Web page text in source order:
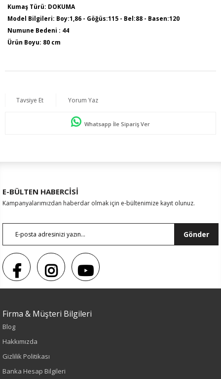
Kumaş Türü: DOKUMA
Model Bilgileri: Boy:1,86 - Göğüs:115 - Bel:88 - Basen:120
Numune Bedeni : 44
Ürün Boyu: 80 cm
Sezon : YAZLIK
Renk
Siyah
Tavsiye Et Yorum Yaz
Whatsapp İle Sipariş Ver
E-BÜLTEN HABERCİSİ
Kampanyalarımızdan haberdar olmak için e-bültenimize kayıt olunuz.
Gönder
Firma & Müşteri Bilgileri
Blog
Hakkımızda
Gizlilik Politikası
Banka Hesap Bilgileri